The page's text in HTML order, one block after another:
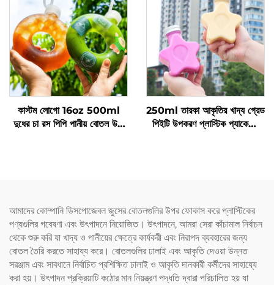
কাস্টম লোগো 16oz 500ml
দুধের চা রস পিপি পানীয় বোতল উচ্চ
250ml তারকা আকৃতির খাদ্য গ্রেড
পিইটি উপকরণ প্লাস্টিক প্যাকেজিং
আমাদের কোম্পানি ডিসপোজেবল জুসের বোতলগুলির উপর ফোকাস করে প্লাস্টিকের
পণ্যগুলির গবেষণা এবং উৎপাদনে নিয়োজিত। উৎপাদনে, আমরা সেরা কাঁচামাল নির্বাচন
থেকে শুরু করি যা খাদ্য ও পানীয়ের ক্ষেত্রে কার্যকরী এবং নিরাপদ ব্যবহারের জন্য
বোতল তৈরি করতে সাহায্য করে। বোতলগুলির ঢালাই এবং আকৃতি দেওয়া উন্নত
সরঞ্জাম এবং সাবধানে নির্বাচিত প্রশিক্ষিত ঢালাই ও আকৃতি দানকারী কর্মীদের সাহায্যে
করা হয়। উৎপাদন প্রক্রিয়াটি কঠোর মান নিয়ন্ত্রণ পদ্ধতি দ্বারা পরিচালিত হয় যা